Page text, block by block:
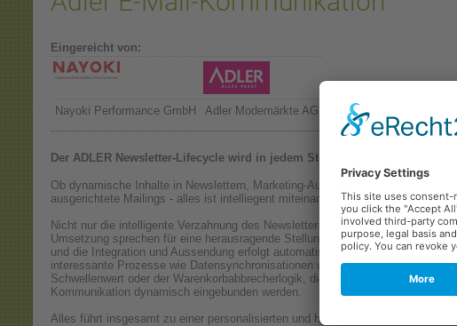
Eingereicht von:
Nayoki Performance GmbH Adler Modemärkte AG
Der ADLER Newsletter-Lifecycle wird in jedem Step mit der ADLER
Ob dynamische Inhalte in Newslettern, Marketing-Automationen oder speziell
ausgerichtete Mailings - alles ist intelliegent miteinander verzahnt.
Nicht nur die intelligente Verzahnung des Newsletter-Lifecycle mit der
Umsetzung sprechen für eine herausragende Stellung: Alle Inhalte sind
und die Integration und Aussendung erfolgt automatisiert. Im Hintergrund gibt
interessante Prozesse wie Datensynchronisationen und -Auswertungen wie
Schwellenwert oder der Warenkorbabbrecherlogik, die ebenfalls
Kommunikation dynamisch eingebunden werden.
Alles führt insgesamt zu einer personalisierten und hochrelevanten